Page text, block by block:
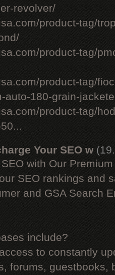
revolver/
product-tag/
product-tag/
product-tag/
auto-180-grain-
product-tag/
Your SEO w
with Our
SEO rankings and
and GSA Search
include?
to constantly
forums, guestbooks,